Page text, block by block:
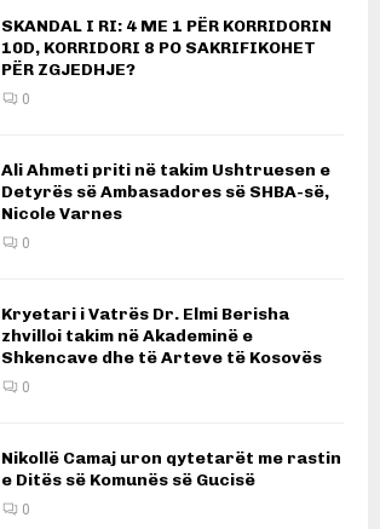
SKANDAL I RI: 4 ME 1 PËR KORRIDORIN
10D, KORRIDORI 8 PO SAKRIFIKOHET
PËR ZGJEDHJE?
0
Ali Ahmeti priti në takim Ushtruesen e
Detyrës së Ambasadores së SHBA-së,
Nicole Varnes
0
Kryetari i Vatrës Dr. Elmi Berisha
zhvilloi takim në Akademinë e
Shkencave dhe të Arteve të Kosovës
0
Nikollë Camaj uron qytetarët me rastin
e Ditës së Komunës së Gucisë
0